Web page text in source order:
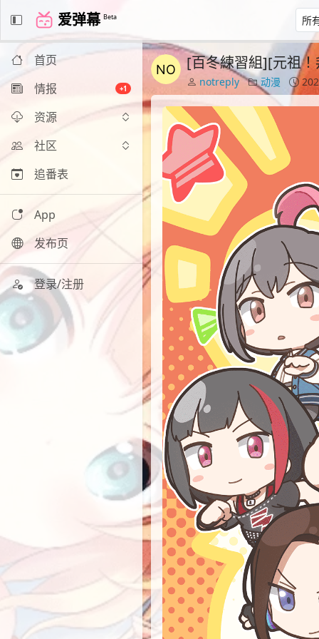
爱弹幕 Beta
首页
情报
+1
资源
社区
追番表
App
发布页
登录/注册
[百冬練習組][元祖
notreply 动漫